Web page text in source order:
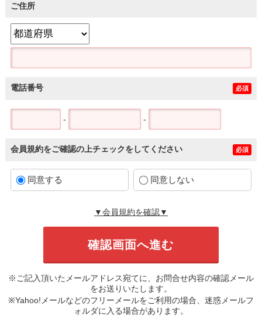
ご住所
電話番号 必須
- -
会員規約をご確認の上チェックをしてください 必須
同意する 同意しない
▼会員規約を確認▼
※ご記入頂いたメールアドレス宛てに、お問合せ内容の確認メール
をお送りいたします。
※Yahoo!メールなどのフリーメールをご利用の場合、迷惑メールフ
ォルダに入る場合があります。